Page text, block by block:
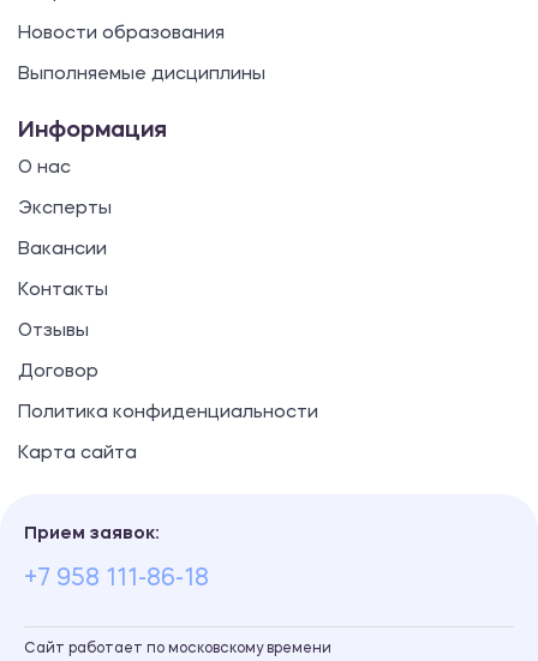
Новости образования
Выполняемые дисциплины
Информация
О нас
Эксперты
Вакансии
Контакты
Отзывы
Договор
Политика конфиденциальности
Карта сайта
Прием заявок:
+7 958 111-86-18
Сайт работает по московскому времени